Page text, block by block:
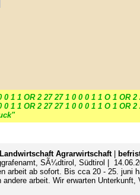
0 1 1 OR 2 27 27 1 0 0 0 1 1 O 1 OR 2
1 1 OR 2 27 27 1 0 0 0 1 1 O 1 OR 2
Landwirtschaft Agrarwirtschaft|
SÃ¼dtirol, Südtirol |
arbeit ab sofort. Bis cca 20 - 25. juni
arbeit. Wir erwarten Unterkunft,